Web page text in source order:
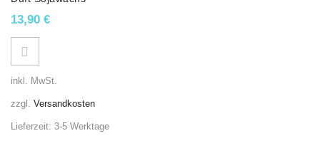
13,90 €
inkl. MwSt.
zzgl. Versandkosten
Lieferzeit: 3-5 Werktage